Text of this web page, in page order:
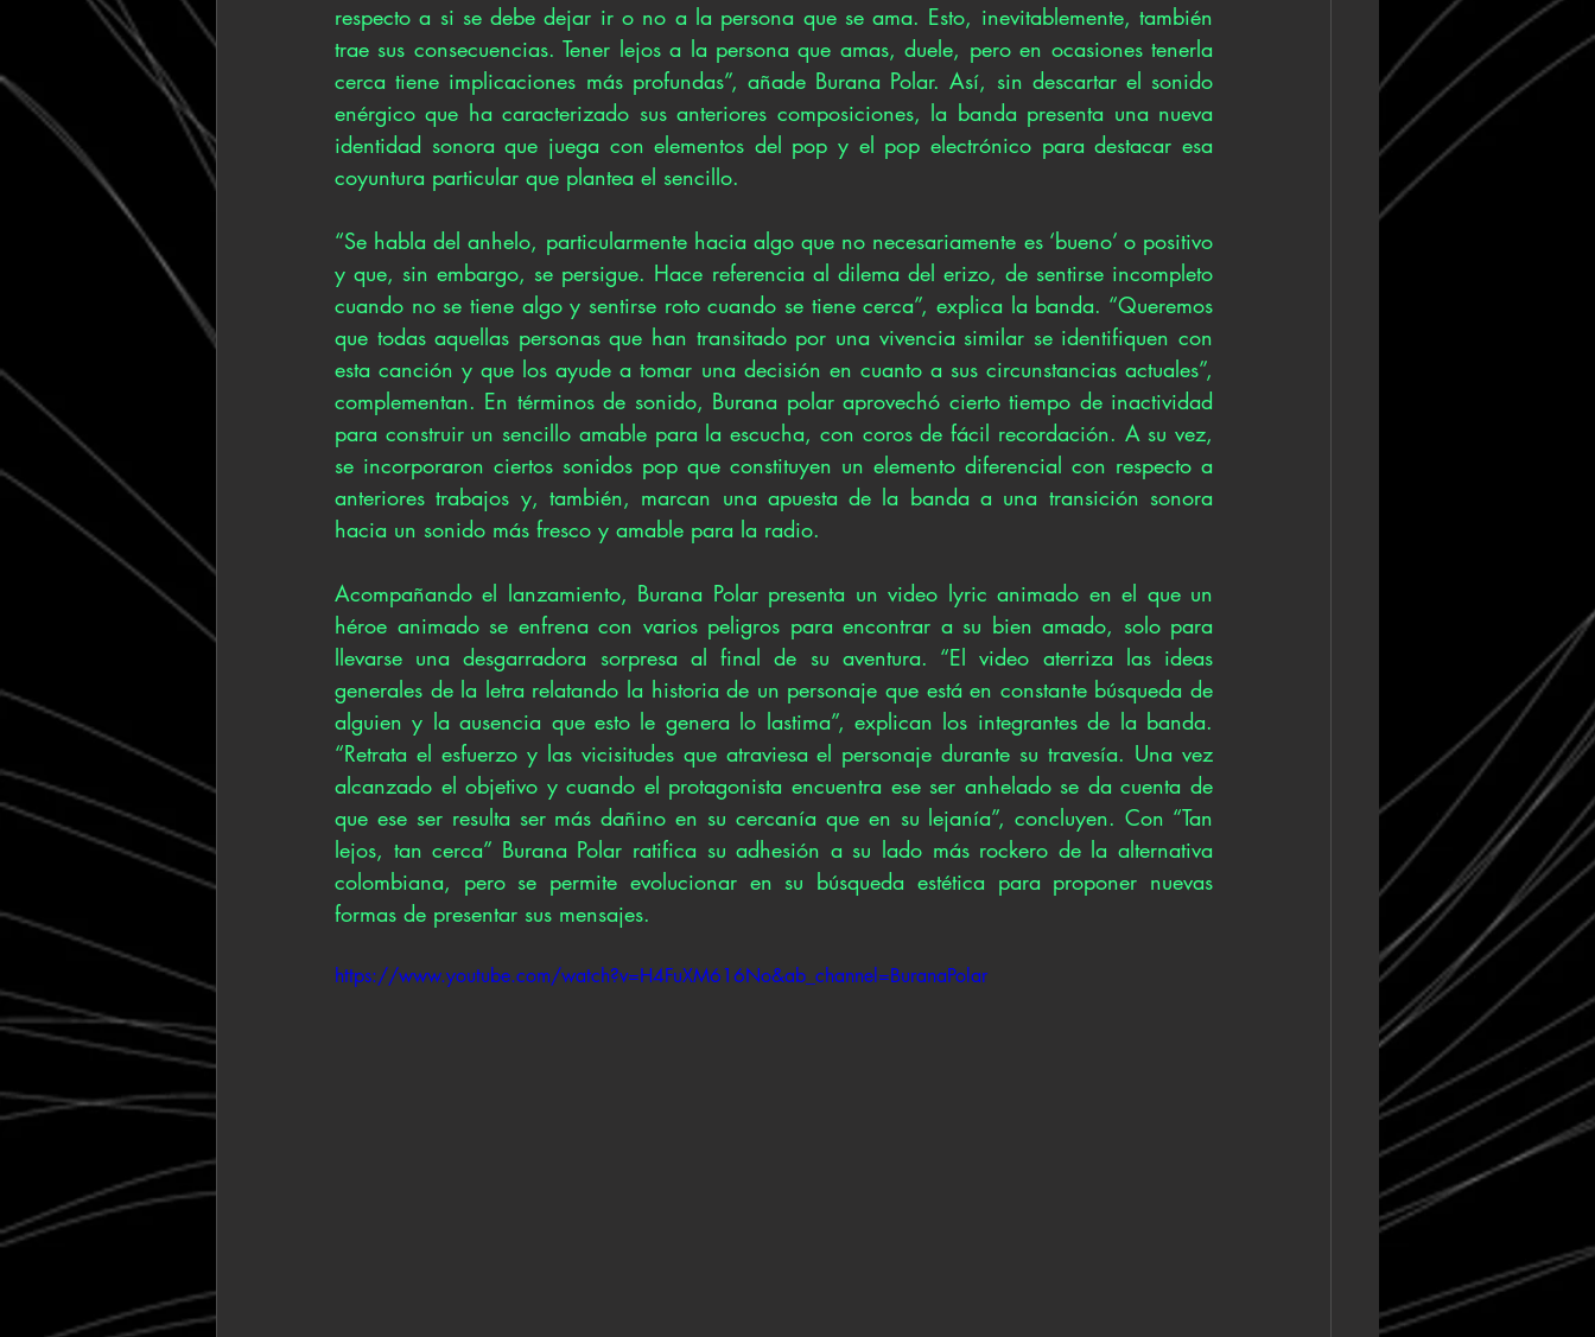
respecto a si se debe dejar ir o no a la persona que se ama. Esto, inevitablemente, también
trae sus consecuencias. Tener lejos a la persona que amas, duele, pero en ocasiones tenerla
cerca tiene implicaciones más profundas”, añade Burana Polar. Así, sin descartar el sonido
enérgico que ha caracterizado sus anteriores composiciones, la banda presenta una nueva
identidad sonora que juega con elementos del pop y el pop electrónico para destacar esa
coyuntura particular que plantea el sencillo.
“Se habla del anhelo, particularmente hacia algo que no necesariamente es ‘bueno’ o positivo
y que, sin embargo, se persigue. Hace referencia al dilema del erizo, de sentirse incompleto
cuando no se tiene algo y sentirse roto cuando se tiene cerca”, explica la banda. “Queremos
que todas aquellas personas que han transitado por una vivencia similar se identifiquen con
esta canción y que los ayude a tomar una decisión en cuanto a sus circunstancias actuales”,
complementan. En términos de sonido, Burana polar aprovechó cierto tiempo de inactividad
para construir un sencillo amable para la escucha, con coros de fácil recordación. A su vez,
se incorporaron ciertos sonidos pop que constituyen un elemento diferencial con respecto a
anteriores trabajos y, también, marcan una apuesta de la banda a una transición sonora
hacia un sonido más fresco y amable para la radio.
Acompañando el lanzamiento, Burana Polar presenta un video lyric animado en el que un
héroe animado se enfrena con varios peligros para encontrar a su bien amado, solo para
llevarse una desgarradora sorpresa al final de su aventura. “El video aterriza las ideas
generales de la letra relatando la historia de un personaje que está en constante búsqueda de
alguien y la ausencia que esto le genera lo lastima”, explican los integrantes de la banda.
“Retrata el esfuerzo y las vicisitudes que atraviesa el personaje durante su travesía. Una vez
alcanzado el objetivo y cuando el protagonista encuentra ese ser anhelado se da cuenta de
que ese ser resulta ser más dañino en su cercanía que en su lejanía”, concluyen. Con “Tan
lejos, tan cerca” Burana Polar ratifica su adhesión a su lado más rockero de la alternativa
colombiana, pero se permite evolucionar en su búsqueda estética para proponer nuevas
formas de presentar sus mensajes.
https://www.youtube.com/watch?v=H4FuXM616No&ab_channel=BuranaPolar